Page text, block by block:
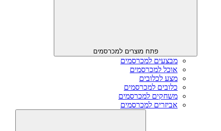
פתח מוצרים למכרסמים
מבצעים למכרסמים
אוכל למכרסמים
מצע לכלובים
כלובים למכרסמים
משחקים למכרסמים
אביזרים למכרסמים